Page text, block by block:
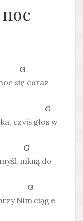
się coraz
G
czyjś głos w
G
mkną do
G
Nim ciągle